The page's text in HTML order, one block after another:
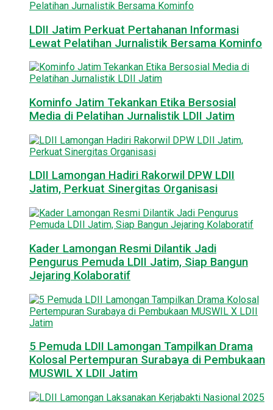
LDII Jatim Perkuat Pertahanan Informasi
Lewat Pelatihan Jurnalistik Bersama Kominfo
Kominfo Jatim Tekankan Etika Bersosial
Media di Pelatihan Jurnalistik LDII Jatim
LDII Lamongan Hadiri Rakorwil DPW LDII
Jatim, Perkuat Sinergitas Organisasi
Kader Lamongan Resmi Dilantik Jadi
Pengurus Pemuda LDII Jatim, Siap Bangun
Jejaring Kolaboratif
5 Pemuda LDII Lamongan Tampilkan Drama
Kolosal Pertempuran Surabaya di Pembukaan
MUSWIL X LDII Jatim